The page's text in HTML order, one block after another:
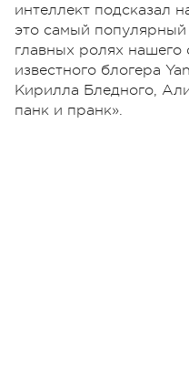
интеллект подсказал
это самый популярный
главных ролях нашего
известного блогера
Кирилла Бледного,
панк и пранк».